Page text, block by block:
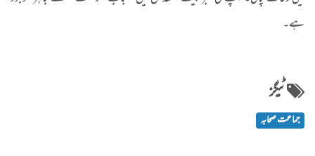
ہے۔
ٹیگز
جماعت صحابہ